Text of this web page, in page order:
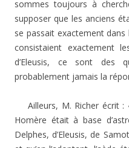
sommes toujours à
supposer que les anciens
se passait exactement dans
consistaient exactement
d’Eleusis, ce sont des
probablement jamais la
Ailleurs, M. Richer écrit :
Homère était à base
Delphes, d’Eleusis, de